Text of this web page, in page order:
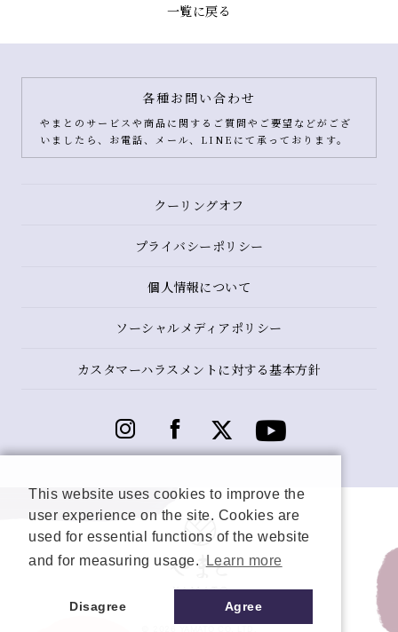
一覧に戻る
各種お問い合わせ
やまとのサービスや商品に関するご質問やご要望などがござ
いましたら、お電話、メール、LINEにて承っております。
クーリングオフ
プライバシーポリシー
個人情報について
ソーシャルメディアポリシー
カスタマーハラスメントに対する基本方針
This website uses cookies to improve the
user experience on the site. Cookies are
used for essential functions of the website
and for measuring usage.
Learn more
Disagree Agree